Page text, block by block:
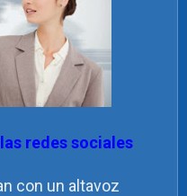
redes sociales
con un altavoz